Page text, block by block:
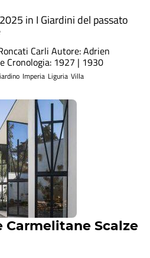
in I Giardini del passato
Carli Autore: Adrien
Cronologia: 1927 | 1930
Imperia Liguria Villa
Carmelitane Scalze